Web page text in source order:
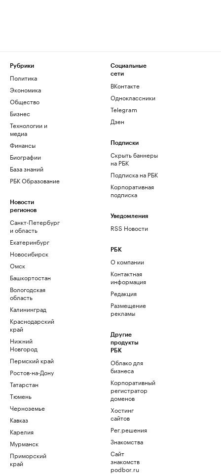
Рубрики
Политика
Экономика
Общество
Бизнес
Технологии и
медиа
Финансы
Биографии
База знаний
РБК Образование
Новости
регионов
Санкт-Петербург
и область
Екатеринбург
Новосибирск
Омск
Башкортостан
Вологодская
область
Калининград
Краснодарский
край
Нижний
Новгород
Пермский край
Ростов-на-Дону
Татарстан
Тюмень
Черноземье
Кавказ
Карелия
Мурманск
Приморский
край
Социальные
сети
ВКонтакте
Одноклассники
Telegram
Дзен
Подписки
Скрыть баннеры
на РБК
Подписка на РБК
Корпоративная
подписка
Уведомления
RSS Новости
РБК
О компании
Контактная
информация
Редакция
Размещение
рекламы
Другие
продукты
РБК
Облако для
бизнеса
Корпоративный
регистратор
доменов
Хостинг
сайтов
Рег.решения
Знакомства
Сайт
знакомств
podbor.ru